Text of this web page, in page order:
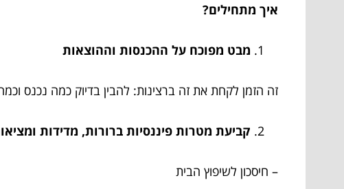
איך מתחילים?
מבט מפוכח על ההכנסות וההוצאות
זה הזמן לקחת את זה ברצינות: להבין בדיוק כמה נכנס
קביעת מטרות פיננסיות ברורות, מדידות
– חיסכון לשיפוץ הבית